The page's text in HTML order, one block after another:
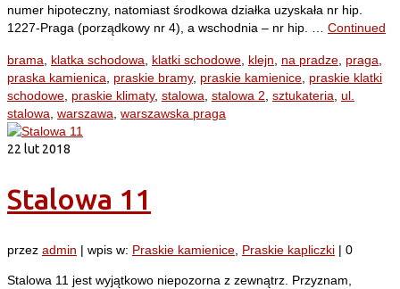
numer hipoteczny, natomiast środkowa działka uzyskała nr hip.
1227-Praga (porządkowy nr 4), a wschodnia – nr hip. … Continued
brama klatka schodowa klatki schodowe klejn na pradze praga
praska kamienica
praskie bramy, praskie kamienice praskie klatki
schodowe praskie klimaty, stalowa stalowa 2 sztukateria ul.
stalowa warszawa warszawska praga
22 lut 2018
Stalowa 11
przez admin | wpis w: Praskie kamienice Praskie kapliczki | 0
Stalowa 11 jest wyjątkowo niepozorna z zewnątrz. Przyznam,